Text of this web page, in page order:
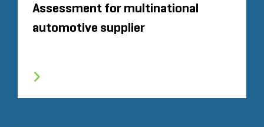
Assessment for multinational
automotive supplier